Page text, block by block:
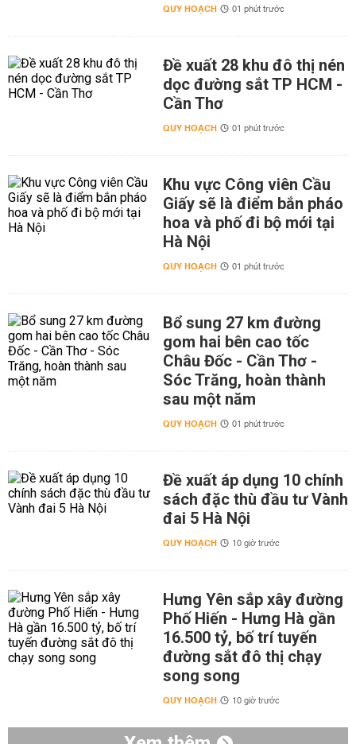
QUY HOẠCH 01 phút trước
Đề xuất 28 khu đô thị nén
dọc đường sắt TP HCM -
Cần Thơ
QUY HOẠCH 01 phút trước
Khu vực Công viên Cầu
Giấy sẽ là điểm bắn pháo
hoa và phố đi bộ mới tại
Hà Nội
QUY HOẠCH 01 phút trước
Bổ sung 27 km đường
gom hai bên cao tốc
Châu Đốc - Cần Thơ -
Sóc Trăng, hoàn thành
sau một năm
QUY HOẠCH 01 phút trước
Đề xuất áp dụng 10 chính
sách đặc thù đầu tư Vành
đai 5 Hà Nội
QUY HOẠCH 10 giờ trước
Hưng Yên sắp xây đường
Phố Hiến - Hưng Hà gần
16.500 tỷ, bố trí tuyến
đường sắt đô thị chạy
song song
QUY HOẠCH 10 giờ trước